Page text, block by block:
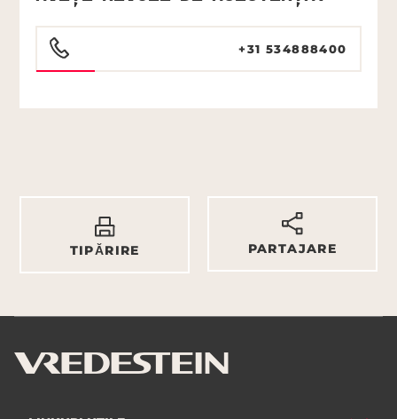
+31 534888400
TIPĂRIRE PARTAJARE